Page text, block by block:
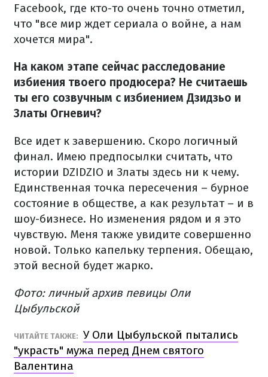
Facebook, где кто-то очень точно отметил,
что "все мир ждет сериала о войне, а нам
хочется мира".
На каком этапе сейчас расследование
избиения твоего продюсера? Не считаешь
ты его созвучным с избиением Дзидзьо и
Златы Огневич?
Все идет к завершению. Скоро логичный
финал. Имею предпосылки считать, что
истории DZIDZIO и Златы здесь ни к чему.
Единственная точка пересечения – бурное
состояние в обществе, а как результат – и в
шоу-бизнесе. Но изменения рядом и я это
чувствую. Меня также увидите совершенно
новой. Только капельку терпения. Обещаю,
этой весной будет жарко.
Фото: личный архив певицы Оли
Цыбульской
ЧИТАЙТЕ ТАКЖЕ: У Оли Цыбульской пытались
"украсть" мужа перед Днем святого
Валентина